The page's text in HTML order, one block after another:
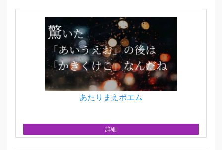
あたりまえポエム
詳細